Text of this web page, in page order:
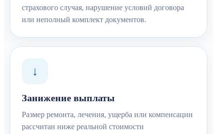
страхового случая, нарушение условий договора
или неполный комплект документов.
↓
Занижение выплаты
Размер ремонта, лечения, ущерба или компенсации
рассчитан ниже реальной стоимости